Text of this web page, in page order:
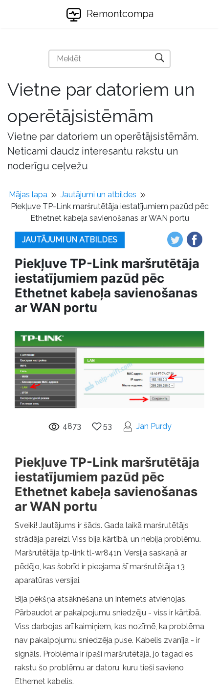
Remontcompa
Vietne par datoriem un
operētājsistēmām
Vietne par datoriem un operētājsistēmām.
Neticami daudz interesantu rakstu un
noderīgu ceļvežu
Mājas lapa
Jautājumi un atbildes
Piekļuve TP-Link maršrutētāja iestatījumiem pazūd pēc
Ethetnet kabeļa savienošanas ar WAN portu
JAUTĀJUMI UN ATBILDES
Piekļuve TP-Link maršrutētāja
iestatījumiem pazūd pēc
Ethetnet kabeļa savienošanas
ar WAN portu
4873 53 Jan Purdy
Piekļuve TP-Link maršrutētāja
iestatījumiem pazūd pēc
Ethetnet kabeļa savienošanas
ar WAN portu
Sveiki! Jautājums ir šāds. Gada laikā maršrutētājs
strādāja pareizi. Viss bija kārtībā, un nebija problēmu.
Maršrutētāja tp-link tl-wr841n. Versija saskaņā ar
pēdējo, kas šobrīd ir pieejama šī maršrutētāja 13
aparatūras versijai.
Bija pēkšņa atsāknēšana un internets atvienojas.
Pārbaudot ar pakalpojumu sniedzēju - viss ir kārtībā.
Viss darbojas arī kaimiņiem, kas nozīmē, ka problēma
nav pakalpojumu sniedzēja puse. Kabelis zvanīja - ir
signāls. Problēma ir īpaši maršrutētājā, jo tagad es
rakstu šo problēmu ar datoru, kuru tieši savieno
Ethernet kabelis.